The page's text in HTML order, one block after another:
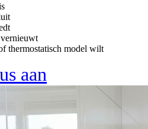
thermostatisch model wilt
aan